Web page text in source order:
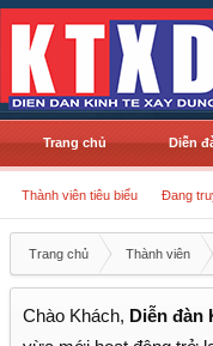
Trang chủ Diễn
Thành viên tiêu biểu Đang
Trang chủ Thành viên
Chào Khách, Diễn đàn